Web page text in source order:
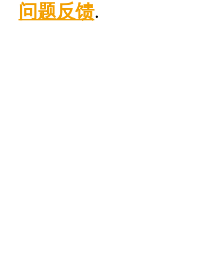
问题反馈.